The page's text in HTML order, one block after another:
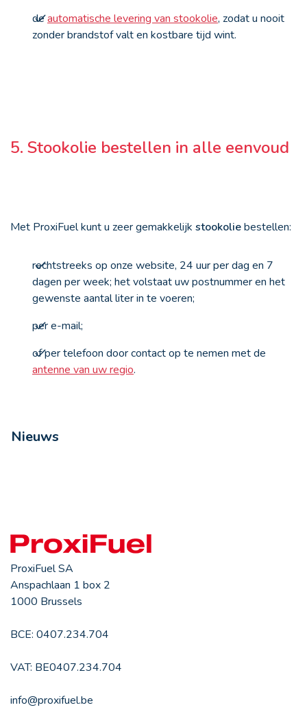
deautomatische levering van stookolie, zodat u nooit
zonder brandstof valt en kostbare tijd wint.
5. Stookolie bestellen in alle eenvoud
Met ProxiFuel kunt u zeer gemakkelijk stookoliebestellen:
rechtstreeks op onze website, 24 uur per dag en 7
dagen per week; het volstaat uw postnummer en het
gewenste aantal liter in te voeren;
per e-mail;
of per telefoon door contact op te nemen met de
antenne van uw regio.
Nieuws
ProxiFuel SA
Anspachlaan 1 box 2
1000 Brussels
BCE: 0407.234.704
VAT: BE0407.234.704
info@proxifuel.be